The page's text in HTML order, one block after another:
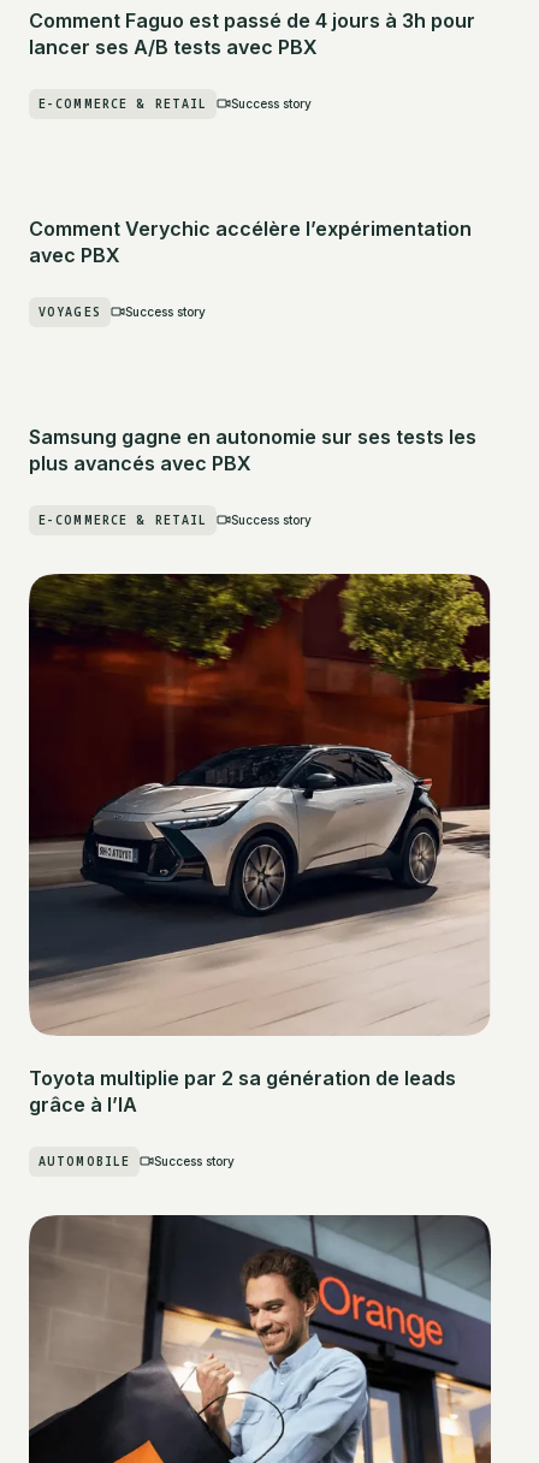
Comment Faguo est passé de 4 jours à 3h pour
lancer ses A/B tests avec PBX
E-COMMERCE & RETAIL Success story
Comment Verychic accélère l’expérimentation
avec PBX
VOYAGES Success story
Samsung gagne en autonomie sur ses tests les
plus avancés avec PBX
E-COMMERCE & RETAIL Success story
Toyota multiplie par 2 sa génération de leads
grâce à l’IA
AUTOMOBILE Success story